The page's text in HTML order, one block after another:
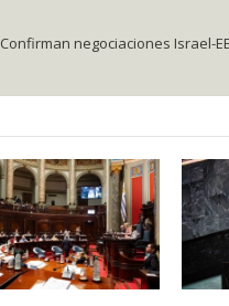
Confirman negociaciones Israel-